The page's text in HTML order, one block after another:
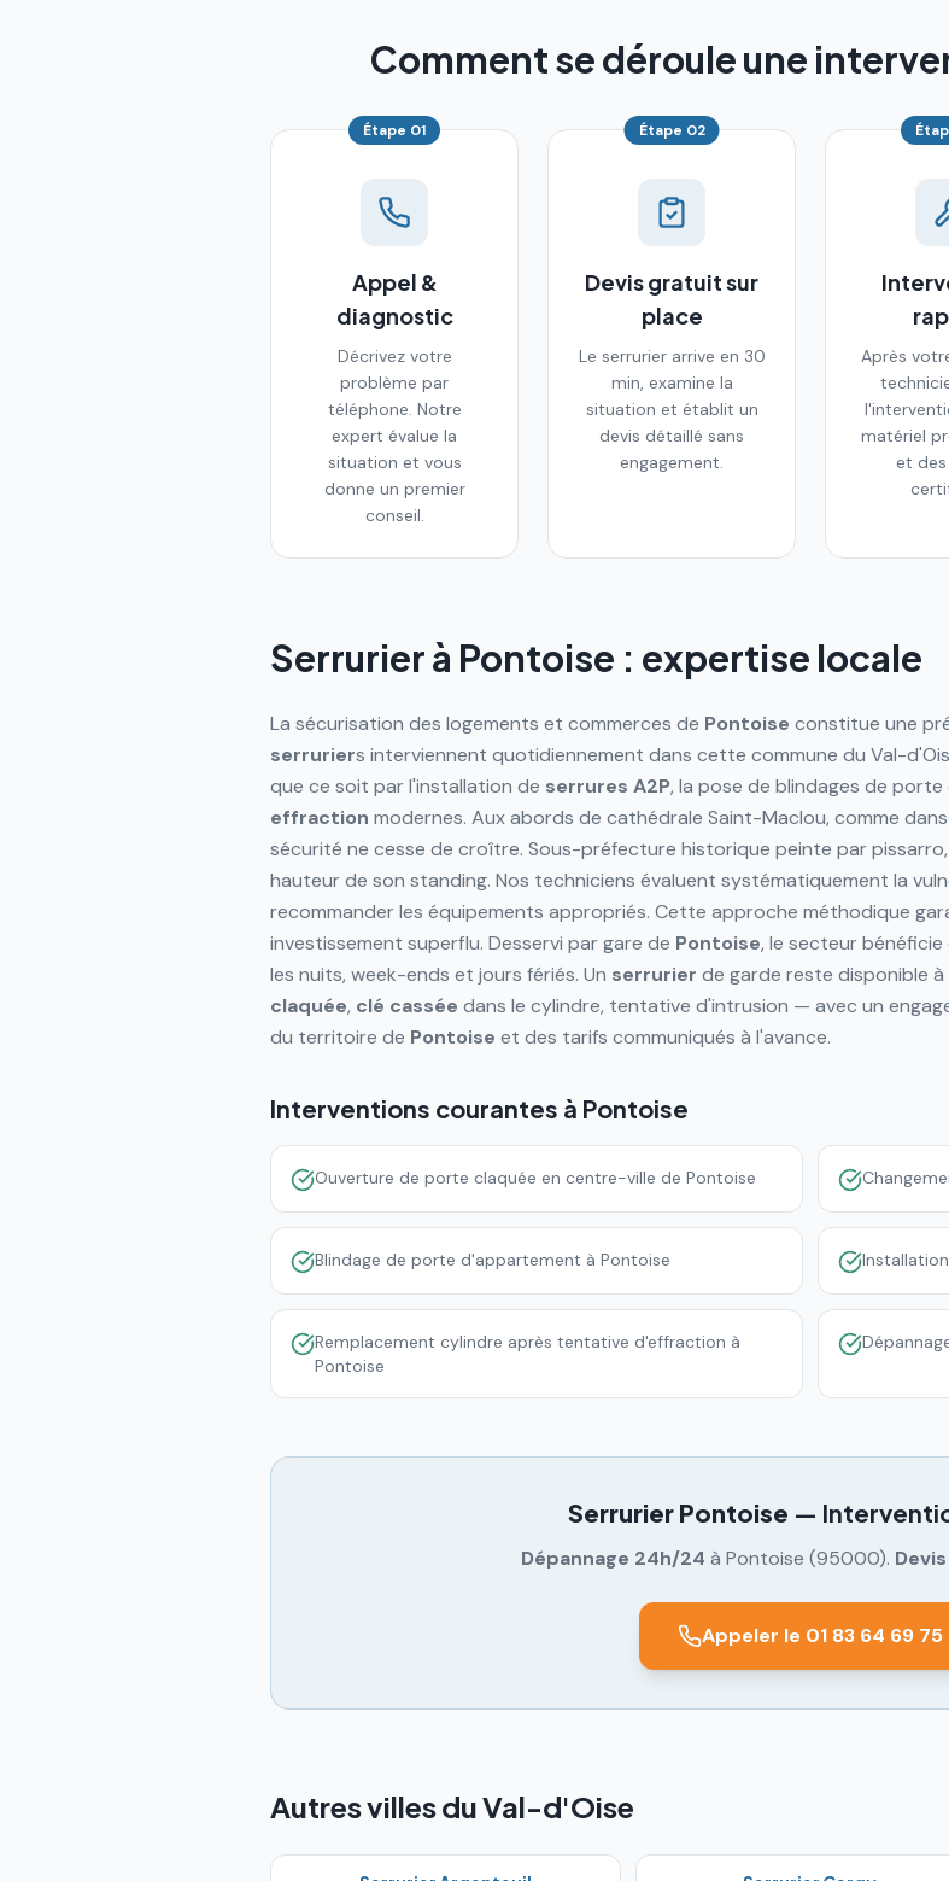
Comment se déroule une
Étape 01
Appel &
diagnostic
Décrivez votre
problème par
téléphone. Notre
expert évalue la
situation et vous
donne un premier
conseil.
Étape 02
Devis gratuit sur
place
Le serrurier arrive en 30
min, examine la
situation et établit un
devis détaillé sans
engagement.
Après
matériel
et
Serrurier à Pontoise : expertise locale
La sécurisation des logements et commerces de Pontoise constitue une
serruriers interviennent quotidiennement dans cette commune du Val-
que ce soit par l'installation de serrures A2P, la pose de blindages de
effraction modernes. Aux abords de cathédrale Saint-Maclou, comme
sécurité ne cesse de croître. Sous-préfecture historique peinte par pissarro,
hauteur de son standing. Nos techniciens évaluent systématiquement la
recommander les équipements appropriés. Cette approche méthodique
investissement superflu. Desservi par gare de Pontoise, le secteur
les nuits, week-ends et jours fériés. Un serrurier de garde reste disponible
claquée, clé cassée dans le cylindre, tentative d'intrusion — avec un
du territoire de Pontoise et des tarifs communiqués à l'avance.
Interventions courantes à Pontoise
Ouverture de porte claquée en centre-ville de Pontoise
Blindage de porte d'appartement à Pontoise
Remplacement cylindre après tentative d'effraction à
Pontoise
Serrurier Pontoise —
Dépannage 24h/24 à Pontoise (95000).
Appeler le 01 83 64 69 75
Autres villes du Val-d'Oise